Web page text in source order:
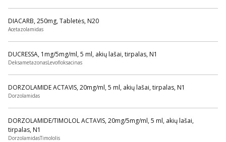
DIACARB, 250mg, Tabletės, N20
Acetazolamidas
DUCRESSA, 1mg/5mg/ml, 5 ml, akių lašai, tirpalas, N1
DeksametazonasLevofloksacinas
DORZOLAMIDE ACTAVIS, 20mg/ml, 5 ml, akių lašai, tirpalas, N1
Dorzolamidas
DORZOLAMIDE/TIMOLOL ACTAVIS, 20mg/5mg/ml, 5 ml, akių lašai,
tirpalas, N1
DorzolamidasTimololis